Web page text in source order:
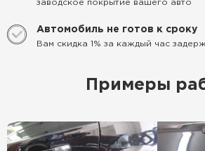
заводское покрытие вашего авто
Автомобиль не готов к сроку
Вам скидка 1% за каждый час
Примеры